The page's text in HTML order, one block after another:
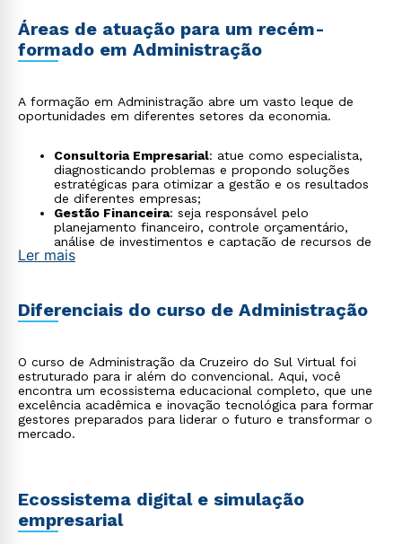
Áreas de atuação para um recém-
formado em Administração
A formação em Administração abre um vasto leque de
oportunidades em diferentes setores da economia.
Consultoria Empresarial: atue como especialista,
diagnosticando problemas e propondo soluções
estratégicas para otimizar a gestão e os resultados
de diferentes empresas;
Gestão Financeira: seja responsável pelo
planejamento financeiro, controle orçamentário,
análise de investimentos e captação de recursos de
uma organização;
colaboradores;
analisar o mercado e impulsionar o crescimento das
vendas;
Logística e Supply Chain: gerencie toda a cadeia de
suprimentos, desde a compra de matéria-prima até a
entrega do produto final, garantindo agilidade e
eficiência;
Gestão de Startups
Ler mais
Diferenciais do curso de Administração
O curso de Administração da Cruzeiro do Sul Virtual foi
estruturado para ir além do convencional. Aqui, você
encontra um ecossistema educacional completo, que une
excelência acadêmica e inovação tecnológica para formar
gestores preparados para liderar o futuro e transformar o
mercado.
Ecossistema digital e simulação
empresarial